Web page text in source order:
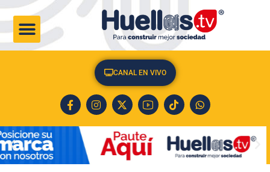
CANAL EN VIVO